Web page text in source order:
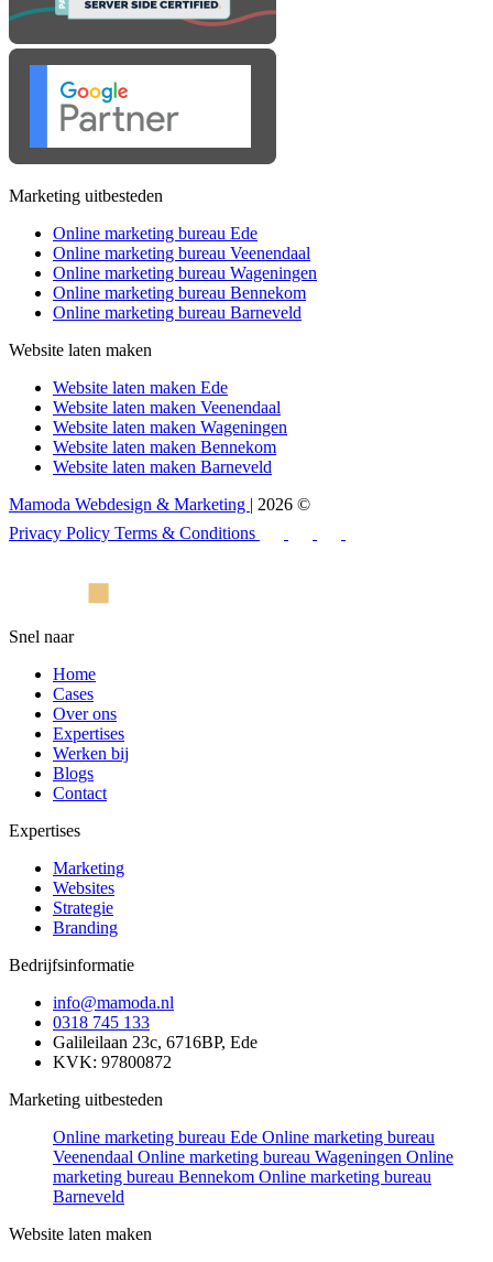
Marketing uitbesteden
Online marketing bureau Ede
Online marketing bureau Veenendaal
Online marketing bureau Wageningen
Online marketing bureau Bennekom
Online marketing bureau Barneveld
Website laten maken
Website laten maken Ede
Website laten maken Veenendaal
Website laten maken Wageningen
Website laten maken Bennekom
Website laten maken Barneveld
Mamoda Webdesign & Marketing | 2026 ©
Privacy Policy Terms & Conditions
Snel naar
Home
Cases
Over ons
Expertises
Werken bij
Blogs
Contact
Expertises
Marketing
Websites
Strategie
Branding
Bedrijfsinformatie
info@mamoda.nl
0318 745 133
Galileilaan 23c, 6716BP, Ede
KVK: 97800872
Marketing uitbesteden
Online marketing bureau Ede Online marketing bureau
Veenendaal Online marketing bureau Wageningen Online
marketing bureau Bennekom Online marketing bureau
Barneveld
Website laten maken